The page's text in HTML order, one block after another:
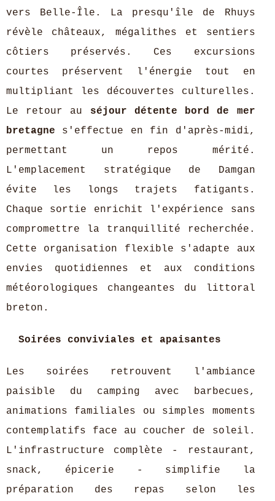
vers Belle-Île. La presqu'île de Rhuys
révèle châteaux, mégalithes et sentiers
côtiers préservés. Ces excursions
courtes préservent l'énergie tout en
multipliant les découvertes culturelles.
Le retour au séjour détente bord de mer
bretagne s'effectue en fin d'après-midi,
permettant un repos mérité.
L'emplacement stratégique de Damgan
évite les longs trajets fatigants.
Chaque sortie enrichit l'expérience sans
compromettre la tranquillité recherchée.
Cette organisation flexible s'adapte aux
envies quotidiennes et aux conditions
météorologiques changeantes du littoral
breton.
Soirées conviviales et apaisantes
Les soirées retrouvent l'ambiance
paisible du camping avec barbecues,
animations familiales ou simples moments
contemplatifs face au coucher de soleil.
L'infrastructure complète - restaurant,
snack, épicerie - simplifie la
préparation des repas selon les